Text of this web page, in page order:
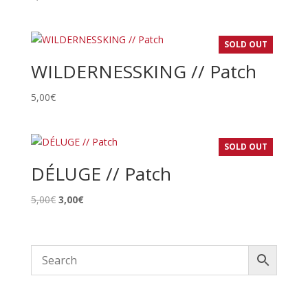
SOLD OUT
WILDERNESSKING // Patch
5,00€
SOLD OUT
DÉLUGE // Patch
5,00€ Le
était :
5,00€.
3,00€Le
est :